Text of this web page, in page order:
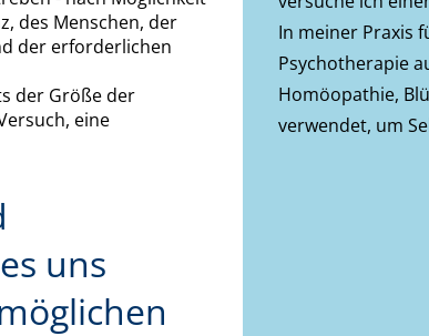
des Menschen, der
der erforderlichen
der Größe der
eine
uns
In meiner Praxis
Psychotherapie
Homöopathie,
verwendet, um